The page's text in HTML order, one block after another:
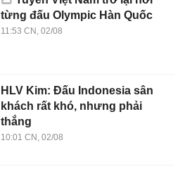
từng đấu Olympic Hàn Quốc
11:53 CN, 02/08
HLV Kim: Đấu Indonesia sân
khách rất khó, nhưng phải
thắng
10:01 CN, 02/08